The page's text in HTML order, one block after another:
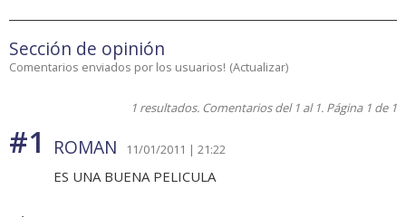
Sección de opinión
Comentarios enviados por los usuarios! (Actualizar)
1 resultados. Comentarios del 1 al 1. Página 1 de 1
#1 ROMAN 11/01/2011 | 21:22
ES UNA BUENA PELICULA